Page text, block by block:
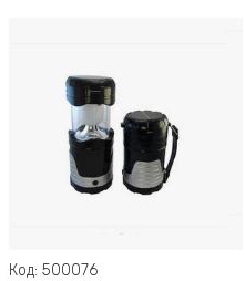
Код: 500076